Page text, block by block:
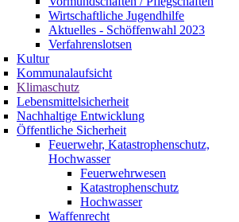
Wirtschaftliche Jugendhilfe
Aktuelles - Schöffenwahl 2023
Verfahrenslotsen
Kultur
Kommunalaufsicht
Klimaschutz
Lebensmittelsicherheit
Nachhaltige Entwicklung
Öffentliche Sicherheit
Feuerwehr, Katastrophenschutz,
Hochwasser
Feuerwehrwesen
Katastrophenschutz
Hochwasser
Waffenrecht